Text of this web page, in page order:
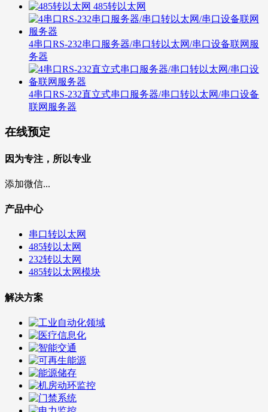
485转以太网
4串口RS-232串口服务器/串口转以太网/串口设备联网服
务器
4串口RS-232直立式串口服务器/串口转以太网/串口设备
联网服务器
在线预定
因为专注，所以专业
添加微信...
产品中心
串口转以太网
485转以太网
232转以太网
485转以太网模块
解决方案